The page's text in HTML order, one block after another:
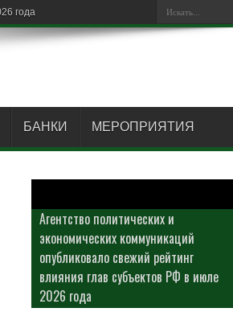
БАНКИ МЕРОПРИЯТИЯ
Агентство политических и
экономических коммуникаций
опубликовало свежий рейтинг
влияния глав субъектов РФ в июле
2026 года